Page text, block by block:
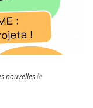
nouvellesle